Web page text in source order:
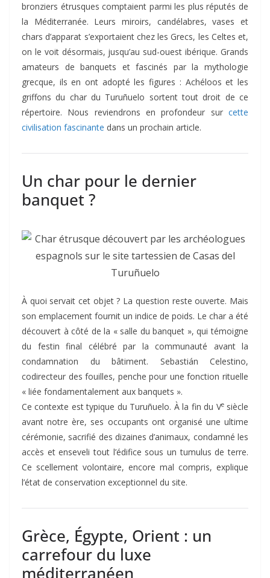
bronziers étrusques comptaient parmi les plus réputés de
la Méditerranée. Leurs miroirs, candélabres, vases et
chars d’apparat s’exportaient chez les Grecs, les Celtes et,
on le voit désormais, jusqu’au sud-ouest ibérique. Grands
amateurs de banquets et fascinés par la mythologie
grecque, ils en ont adopté les figures : Achéloos et les
griffons du char du Turuñuelo sortent tout droit de ce
répertoire. Nous reviendrons en profondeur sur cette
civilisation fascinante dans un prochain article.
Un char pour le dernier
banquet ?
À quoi servait cet objet ? La question reste ouverte. Mais
son emplacement fournit un indice de poids. Le char a été
découvert à côté de la « salle du banquet », qui témoigne
du festin final célébré par la communauté avant la
condamnation du bâtiment. Sebastián Celestino,
codirecteur des fouilles, penche pour une fonction rituelle
« liée fondamentalement aux banquets ».
Ce contexte est typique du Turuñuelo. À la fin du Vesiècle
avant notre ère, ses occupants ont organisé une ultime
cérémonie, sacrifié des dizaines d’animaux, condamné les
accès et enseveli tout l’édifice sous un tumulus de terre.
Ce scellement volontaire, encore mal compris, explique
l’état de conservation exceptionnel du site.
Grèce, Égypte, Orient : un
carrefour du luxe
méditerranéen